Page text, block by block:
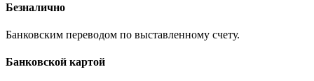
Безналично
Банковским переводом по выставленному счету.
Банковской картой